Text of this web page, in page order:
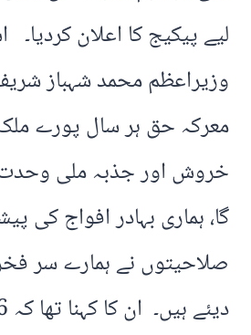
لیے پیکیج کا اعلان
وزیراعظم محمد شہباز
معرکہ حق ہر سال پورے
خروش اور جذبہ ملی وحدت
گا، ہماری بہادر افواج کی
صلاحیتوں نے ہمارے سر